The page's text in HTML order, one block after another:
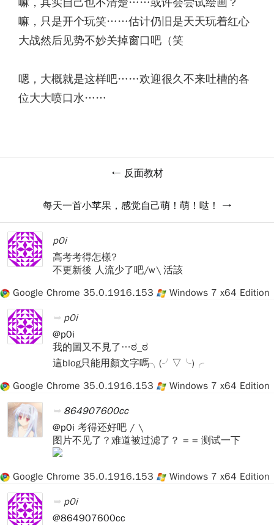
嘛，只是开个玩笑……估计仍旧是天天玩着红心
大战然后见势不妙关掉窗口吧（笑
嗯，大概就是这样吧……欢迎很久不来吐槽的各
位大大喷口水……
反面教材
每天一首小苹果，感觉自己萌！萌！哒！
p0i
高考考得怎樣?
不更新後 人流少了吧/w\ 活該
Google Chrome 35.0.1916.153
Windows 7 x64 Edition
p0i
@p0i
我的圖又不見了…ಠ_ಠ
這blog只能用顏文字嗎╮(╯▽╰)╭
Google Chrome 35.0.1916.153
Windows 7 x64 Edition
864907600cc
@p0i 考得还好吧 / \
图片不见了？难道被过滤了？ = = 测试一下
Google Chrome 35.0.1916.153 Windows 7 x64 Edition
p0i
@864907600cc